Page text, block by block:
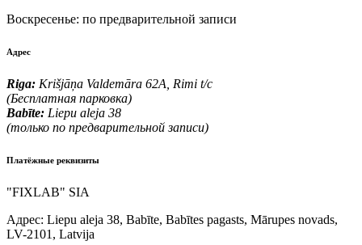
Воскресенье: по предварительной записи
Адрес
Riga: Krišjāņa Valdemāra 62A, Rimi t/c
(Бесплатная парковка)
Babīte: Liepu aleja 38
(только по предварительной записи)
Платёжные реквизиты
"FIXLAB" SIA
Адрес: Liepu aleja 38, Babīte, Babītes pagasts, Mārupes novads,
LV-2101, Latvija